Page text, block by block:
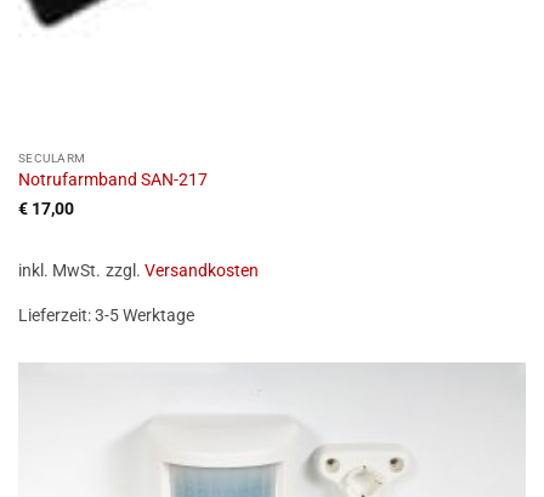
SECULARM
Notrufarmband SAN-217
€17,00
inkl. MwSt. zzgl. Versandkosten
Lieferzeit:3-5 Werktage